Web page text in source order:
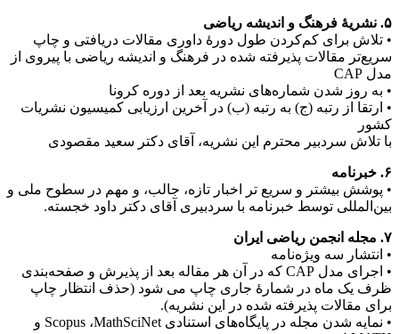
۵. نشریۀ فرهنگ و اندیشه ریاضی
• تلاش برای کم‌کردن طول دورۀ داوری مقالات دریافتی و چاپ
سریع‌تر مقالات پذیرفته شده در فرهنگ و اندیشه ریاضی با پیروی از
مدل CAP
• به روز شدن شماره‌های نشریه بعد از دوره کرونا
• ارتقا از رتبه (ج) به رتبه (ب) در آخرین ارزیابی کمیسیون نشریات
کشور
با تلاش سردبیر محترم این نشریه، آقای دکتر سعید مقصودی
۶. خبرنامه
• پوشش بیشتر و سریع تر اخبار تازه، جالب، و مهم در سطوح ملی و
بین‌المللی توسط خبرنامه با سردبیری آقای دکتر داود خجسته.
۷. مجله انجمن ریاضی ایران
• انتشار سه ویژه‌نامه
• اجرای مدل CAP که در آن هر مقاله بعد از پذیرش و صفحه‌بندی
ظرف یک ماه در شمارۀ جاری چاپ می شود (حذف انتظار چاپ
برای مقالات پذیرفته شده در این نشریه).
• نمایه شدن مجله در پایگاه‌های استنادی Scopus ،MathSciNet و